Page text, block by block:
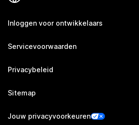
Inloggen voor ontwikkelaars
Servicevoorwaarden
Privacybeleid
Sitemap
Jouw privacyvoorkeuren